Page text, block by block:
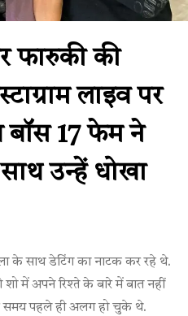
फारुकी की
लाइव पर
बॉस 17 फेम ने
उन्हें धोखा
के साथ डेटिंग का नाटक कर रहे थे.
शो में अपने रिश्ते के बारे में बात नहीं
समय पहले ही अलग हो चुके थे.